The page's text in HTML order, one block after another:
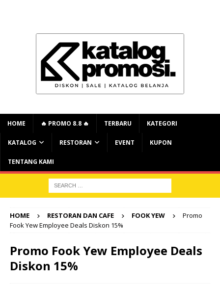
HOME 🔥 PROMO 8.8 🔥 TERBARU KATEGORI
KATALOG RESTORAN EVENT KUPON
TENTANG KAMI
HOME RESTORAN DAN CAFE FOOK YEW
Promo
Fook Yew Employee Deals Diskon 15%
Promo Fook Yew Employee Deals
Diskon 15%